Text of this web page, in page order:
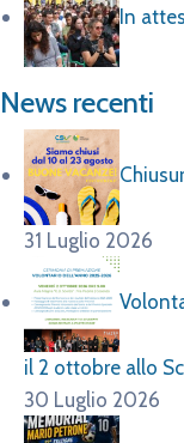
In
News recenti
31 Luglio 2026
il 2 ottobre allo
30 Luglio 2026